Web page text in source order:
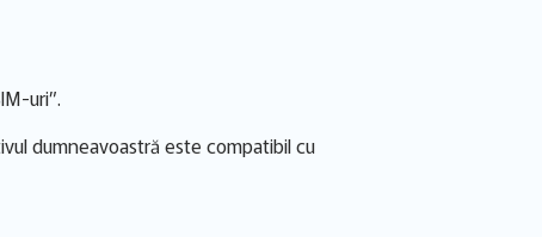
uri”.
dumneavoastră este compatibil cu